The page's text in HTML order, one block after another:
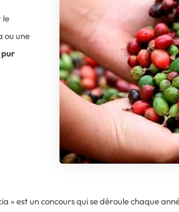
le
ou une
» est un concours qui se déroule chaque